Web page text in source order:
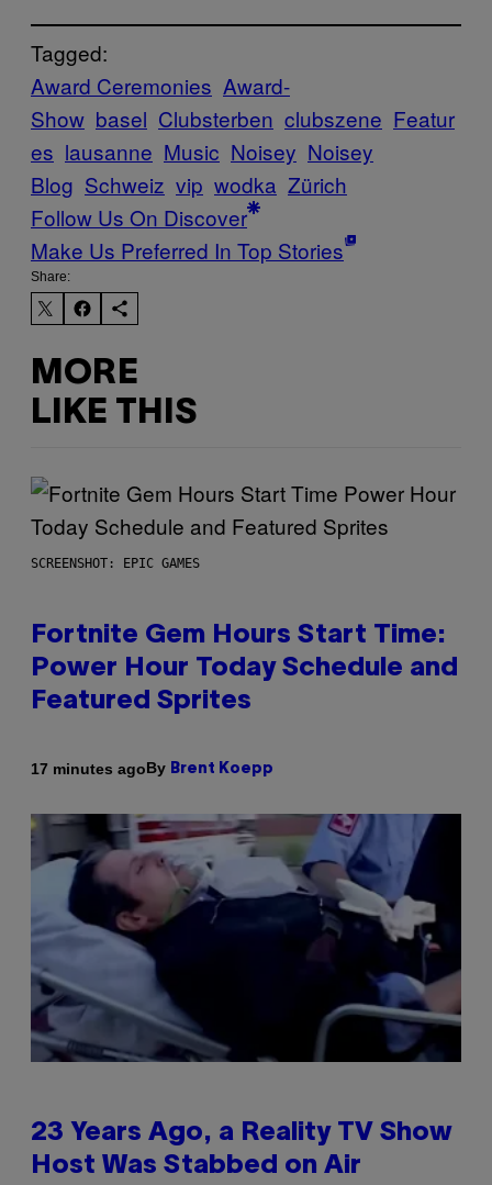
Tagged:
Award Ceremonies Award-
Show basel Clubsterben clubszene Featur
es lausanne Music Noisey Noisey
Blog Schweiz vip wodka Zürich
Follow Us On Discover
Make Us Preferred In Top Stories
Share:
MORE
LIKE THIS
SCREENSHOT: EPIC GAMES
Fortnite Gem Hours Start Time:
Power Hour Today Schedule and
Featured Sprites
17 minutes agoBy Brent Koepp
23 Years Ago, a Reality TV Show
Host Was Stabbed on Air